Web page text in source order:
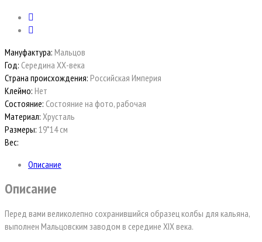
Мануфактура: Мальцов
Год: Середина ХХ-века
Страна происхождения: Российская Империя
Клеймо: Нет
Состояние: Состояние на фото, рабочая
Материал: Хрусталь
Размеры: 19*14 см
Вес:
Описание
Описание
Перед вами великолепно сохранившийся образец колбы для кальяна,
выполнен Мальцовским заводом в середине XIX века.